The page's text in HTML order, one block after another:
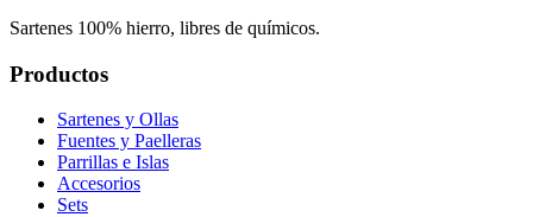
Sartenes 100% hierro, libres de químicos.
Productos
Sartenes y Ollas
Fuentes y Paelleras
Parrillas e Islas
Accesorios
Sets